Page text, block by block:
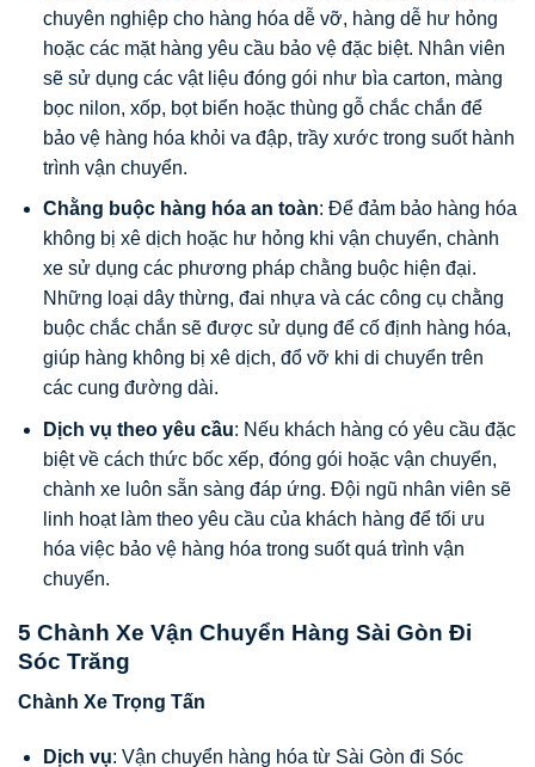
chuyên nghiệp cho hàng hóa dễ vỡ, hàng dễ hư hỏng
hoặc các mặt hàng yêu cầu bảo vệ đặc biệt. Nhân viên
sẽ sử dụng các vật liệu đóng gói như bìa carton, màng
bọc nilon, xốp, bọt biển hoặc thùng gỗ chắc chắn để
bảo vệ hàng hóa khỏi va đập, trầy xước trong suốt hành
trình vận chuyển.
Chằng buộc hàng hóa an toàn: Để đảm bảo hàng hóa
không bị xê dịch hoặc hư hỏng khi vận chuyển, chành
xe sử dụng các phương pháp chằng buộc hiện đại.
Những loại dây thừng, đai nhựa và các công cụ chằng
buộc chắc chắn sẽ được sử dụng để cố định hàng hóa,
giúp hàng không bị xê dịch, đổ vỡ khi di chuyển trên
các cung đường dài.
Dịch vụ theo yêu cầu: Nếu khách hàng có yêu cầu đặc
biệt về cách thức bốc xếp, đóng gói hoặc vận chuyển,
chành xe luôn sẵn sàng đáp ứng. Đội ngũ nhân viên sẽ
linh hoạt làm theo yêu cầu của khách hàng để tối ưu
hóa việc bảo vệ hàng hóa trong suốt quá trình vận
chuyển.
5 Chành Xe Vận Chuyển Hàng Sài Gòn Đi
Sóc Trăng
Chành Xe Trọng Tấn
Dịch vụ: Vận chuyển hàng hóa từ Sài Gòn đi Sóc